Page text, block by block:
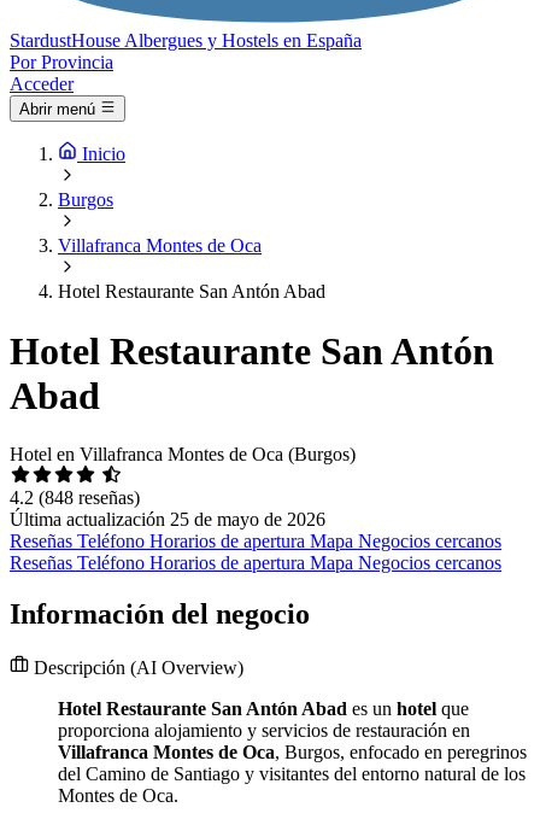
StardustHouse Albergues y Hostels en España
Por Provincia
Acceder
Abrir menú
Inicio
Burgos
Villafranca Montes de Oca
Hotel Restaurante San Antón Abad
Hotel Restaurante San Antón
Abad
Hotel en Villafranca Montes de Oca (Burgos)
4.2 (848 reseñas)
Última actualización 25 de mayo de 2026
Reseñas Teléfono Horarios de apertura Mapa Negocios cercanos
Reseñas Teléfono Horarios de apertura Mapa Negocios cercanos
Información del negocio
Descripción (AI Overview)
Hotel Restaurante San Antón Abad es un hotel que
proporciona alojamiento y servicios de restauración en
Villafranca Montes de Oca, Burgos, enfocado en peregrinos
del Camino de Santiago y visitantes del entorno natural de los
Montes de Oca.